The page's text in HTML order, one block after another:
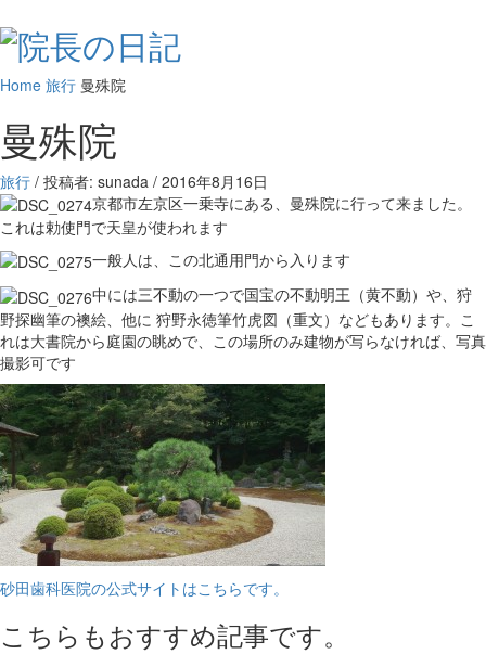
Home 旅行 曼殊院
曼殊院
旅行 / 投稿者: sunada / 2016年8月16日
京都市左京区一乗寺にある、曼殊院に行って来ました。
これは勅使門で天皇が使われます
一般人は、この北通用門から入ります
中には三不動の一つで国宝の不動明王（黄不動）や、狩
野探幽筆の襖絵、他に 狩野永徳筆竹虎図（重文）などもあります。こ
れは大書院から庭園の眺めで、この場所のみ建物が写らなければ、写真
撮影可です
砂田歯科医院の公式サイトはこちらです。
こちらもおすすめ記事です。